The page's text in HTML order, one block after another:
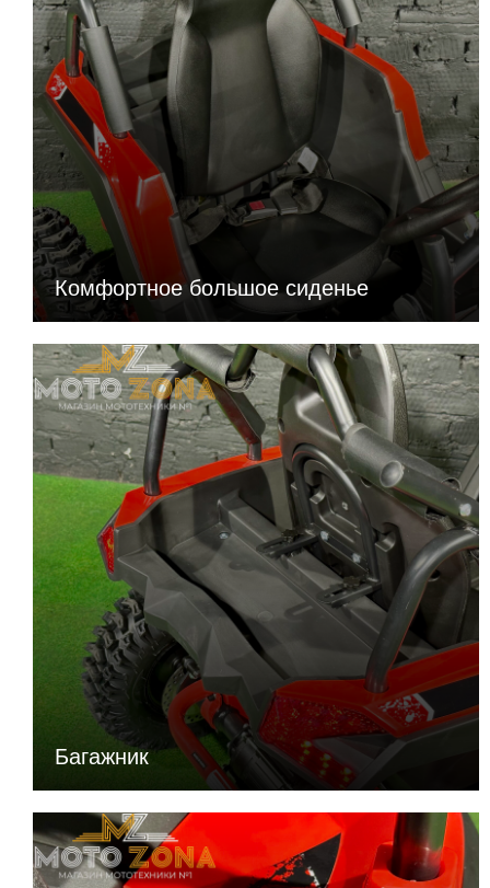
Комфортное большое сиденье
Багажник